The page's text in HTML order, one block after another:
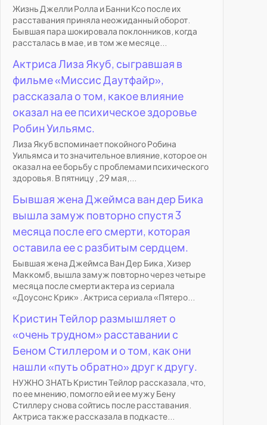
Жизнь Джелли Ролла и Банни Ксо после их
расставания приняла неожиданный оборот.
Бывшая пара шокировала поклонников, когда
рассталась в мае, и в том же месяце...
Актриса Лиза Якуб, сыгравшая в
фильме «Миссис Даутфайр»,
рассказала о том, какое влияние
оказал на ее психическое здоровье
Робин Уильямс.
Лиза Якуб вспоминает покойного Робина
Уильямса и то значительное влияние, которое он
оказал на ее борьбу с проблемами психического
здоровья. В пятницу , 29 мая,...
Бывшая жена Джеймса ван дер Бика
вышла замуж повторно спустя 3
месяца после его смерти, которая
оставила ее с разбитым сердцем.
Бывшая жена Джеймса Ван Дер Бика, Хизер
Маккомб, вышла замуж повторно через четыре
месяца после смерти актера из сериала
«Доусонс Крик» . Актриса сериала «Пятеро...
Кристин Тейлор размышляет о
«очень трудном» расставании с
Беном Стиллером и о том, как они
нашли «путь обратно» друг к другу.
НУЖНО ЗНАТЬ Кристин Тейлор рассказала, что,
по ее мнению, помогло ей и ее мужу Бену
Стиллеру снова сойтись после расставания.
Актриса также рассказала в подкасте...